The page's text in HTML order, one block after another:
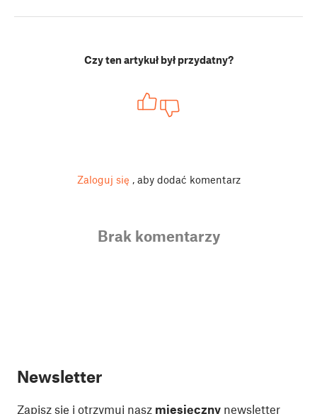
Czy ten artykuł był przydatny?
Zaloguj się , aby dodać komentarz
Brak komentarzy
Newsletter
Zapisz się i otrzymuj nasz miesięczny newsletter